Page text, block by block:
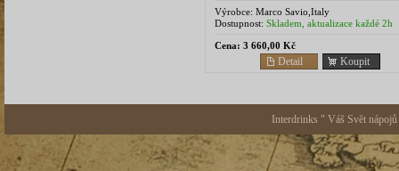
načervenalého...
Výrobce: Marco Savio,Italy
Dostupnost: Skladem, aktualizace každé 2h
Cena: 3 660,00 Kč
Koupit
Detail
Interdrinks " Váš Svět